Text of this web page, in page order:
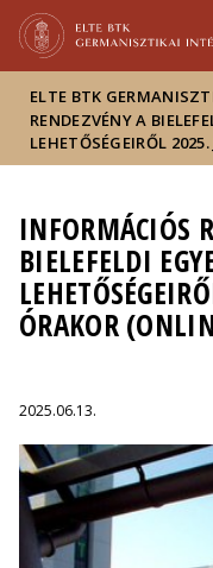
ELTE BTK
RENDEZVÉNY A
LEHETŐSÉGEIRŐL
INFORMÁCIÓS
BIELEFELDI
ÓRAKOR
2025.06.13.